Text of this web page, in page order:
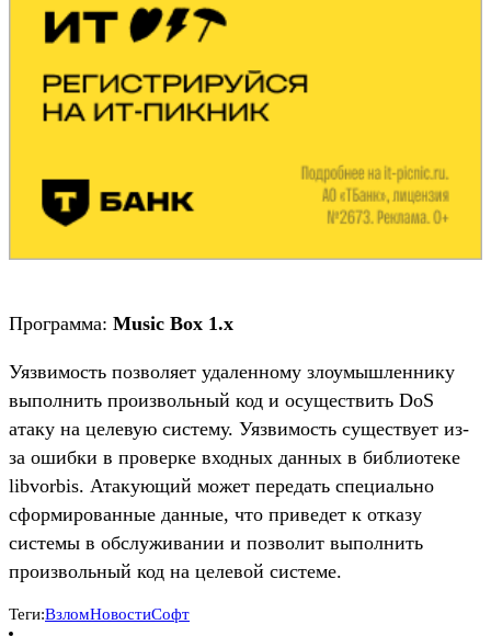
Программа: Music Box 1.x
Уязвимость позволяет удаленному злоумышленнику
выполнить произвольный код и осуществить DoS
атаку на целевую систему. Уязвимость существует из-
за ошибки в проверке входных данных в библиотеке
libvorbis. Атакующий может передать специально
сформированные данные, что приведет к отказу
системы в обслуживании и позволит выполнить
произвольный код на целевой системе.
Теги:ВзломНовостиСофт